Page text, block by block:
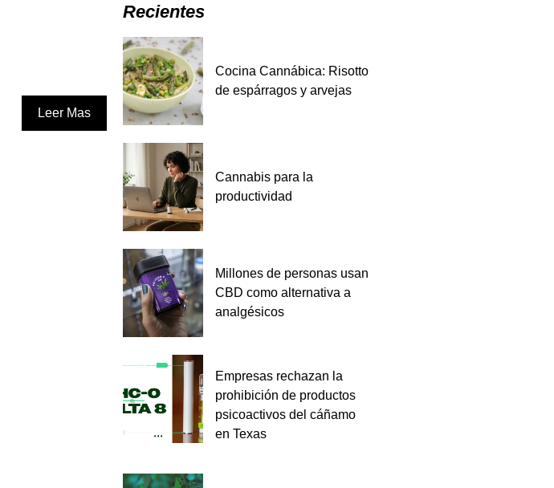
Leer Mas
Recientes
Cocina Cannábica: Risotto
de espárragos y arvejas
Cannabis para la
productividad
Millones de personas usan
CBD como alternativa a
analgésicos
Empresas rechazan la
prohibición de productos
psicoactivos del cáñamo
en Texas